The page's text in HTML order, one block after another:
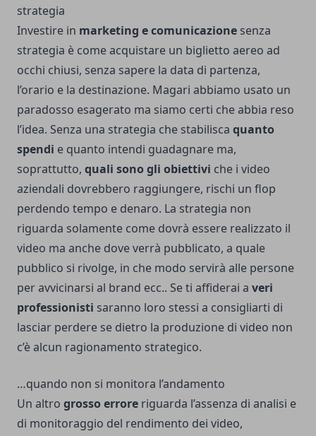
strategia
Investire in marketing e comunicazione senza
strategia è come acquistare un biglietto aereo ad
occhi chiusi, senza sapere la data di partenza,
l’orario e la destinazione. Magari abbiamo usato un
paradosso esagerato ma siamo certi che abbia reso
l’idea. Senza una strategia che stabilisca quanto
spendi e quanto intendi guadagnare ma,
soprattutto, quali sono gli obiettivi che i video
aziendali dovrebbero raggiungere, rischi un flop
perdendo tempo e denaro. La strategia non
riguarda solamente come dovrà essere realizzato il
video ma anche dove verrà pubblicato, a quale
pubblico si rivolge, in che modo servirà alle persone
per avvicinarsi al brand ecc.. Se ti affiderai a veri
professionisti saranno loro stessi a consigliarti di
lasciar perdere se dietro la produzione di video non
c’è alcun ragionamento strategico.
…quando non si monitora l’andamento
Un altro grosso errore riguarda l’assenza di analisi e
di monitoraggio del rendimento dei video,